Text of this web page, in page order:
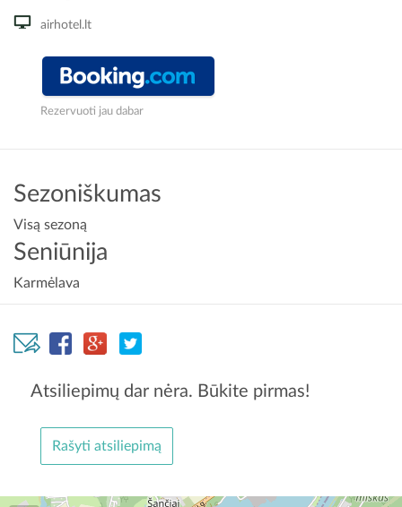
airhotel.lt
Rezervuoti jau dabar
Sezoniškumas
Visą sezoną
Seniūnija
Karmėlava
Atsiliepimų dar nėra. Būkite pirmas!
Rašyti atsiliepimą